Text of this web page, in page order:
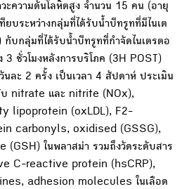
ะความดันโลหิตสูง จำนวน 15 คน (อายุ
บระหว่างกลุ่มที่ได้รับน้ำบีทรูทที่มีไนเต
บกลุ่มที่ได้รับน้ำบีทรูทที่กำจัดไนเตรตอ
3 ชั่วโมงหลังการบริโภค (3H POST)
นละ 2 ครั้ง เป็นเวลา 4 สัปดาห์ ประเมิน
บ nitrate และ nitrite (NOx),
lipoprotein (oxLDL), F2-
carbonyls, oxidised (GSSG),
ในพลาสม่า รวมถึงวัดระดับสาร
C-reactive protein (hsCRP),
adhesion molecules ในเลือด